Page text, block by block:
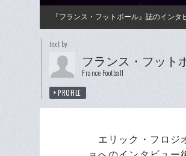
『フランス・フットボール』誌のイン
text by
フランス・フット
France Football
PROFILE
エリック・フロジ